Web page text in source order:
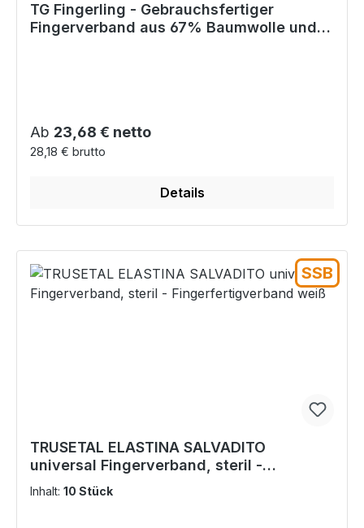
TG Fingerling - Gebrauchsfertiger
Fingerverband aus 67% Baumwolle und
Regulärer Preis:
Ab 23,68 € netto
28,18 € brutto
Details
SSB
TRUSETAL ELASTINA SALVADITO
universal Fingerverband, steril -
Fingerfertigverband weiß
Inhalt: 10 Stück